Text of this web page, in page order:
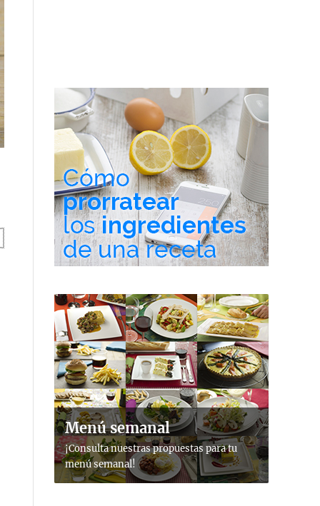
Menú semanal
¡Consulta nuestras propuestas para tu
menú semanal!